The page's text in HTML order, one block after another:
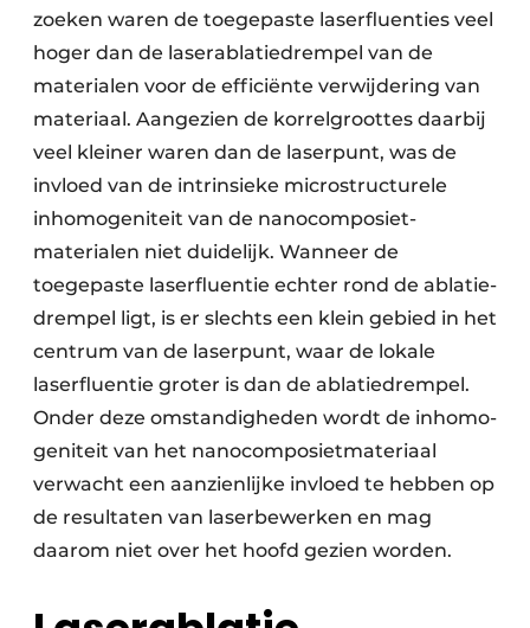
zoeken waren de toegepaste laser­fluenties veel
hoger dan de laserablatie­­drempel van de
materialen voor de efficiënte verwijdering van
materiaal. Aan­gezien de korrel­­groottes daarbij
veel kleiner waren dan de laserpunt, was de
invloed van de intrinsieke micro­­structurele
inhomo­geniteit van de nano­composiet­­
materialen niet duidelijk. Wanneer de
toegepaste laser­­fluentie echter rond de ablatie­­
drempel ligt, is er slechts een klein gebied in het
centrum van de laserpunt, waar de lokale
laserfluentie groter is dan de ablatie­drempel.
Onder deze omstandig­­heden wordt de inhomo­­
geniteit van het nano­composiet­­materiaal
verwacht een aanzienlijke invloed te hebben op
de resultaten van laser­bewerken en mag
daarom niet over het hoofd gezien worden.